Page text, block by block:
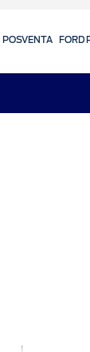
POSVENTA FORD